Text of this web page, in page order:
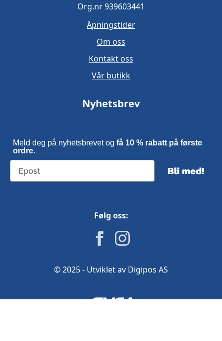
Org.nr 939603441
Åpningstider
Om oss
Kontakt oss
Vår butikk
Nyhetsbrev
Meld deg på nyhetsbrevet og få 10 % rabatt på første
ordre.
Bli med!
Følg oss:
© 2025 - Utviklet av Digipos AS